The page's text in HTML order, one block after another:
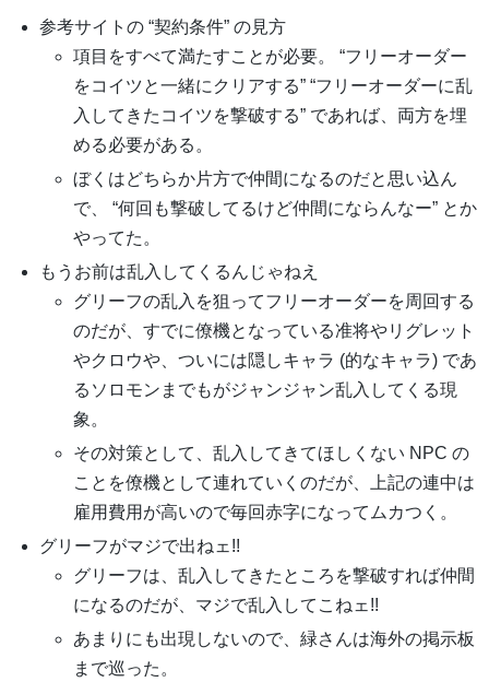
参考サイトの “契約条件” の見方
項目をすべて満たすことが必要。 “フリーオーダー
をコイツと一緒にクリアする” “フリーオーダーに乱
入してきたコイツを撃破する” であれば、両方を埋
める必要がある。
ぼくはどちらか片方で仲間になるのだと思い込ん
で、 “何回も撃破してるけど仲間にならんなー” とか
やってた。
もうお前は乱入してくるんじゃねえ
グリーフの乱入を狙ってフリーオーダーを周回する
のだが、すでに僚機となっている准将やリグレット
やクロウや、ついには隠しキャラ (的なキャラ) であ
るソロモンまでもがジャンジャン乱入してくる現
象。
その対策として、乱入してきてほしくない NPC の
ことを僚機として連れていくのだが、上記の連中は
雇用費用が高いので毎回赤字になってムカつく。
グリーフがマジで出ねェ!!
グリーフは、乱入してきたところを撃破すれば仲間
になるのだが、マジで乱入してこねェ!!
あまりにも出現しないので、緑さんは海外の掲示板
まで巡った。